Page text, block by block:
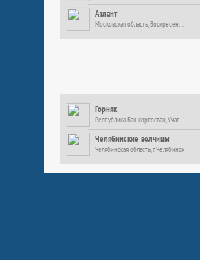
Атлант
Московская область, Воскресенск г.
Горняк
Республика Башкортостан, Учалы г.
Челябинские волчицы
Челябинская область, г. Челябинск